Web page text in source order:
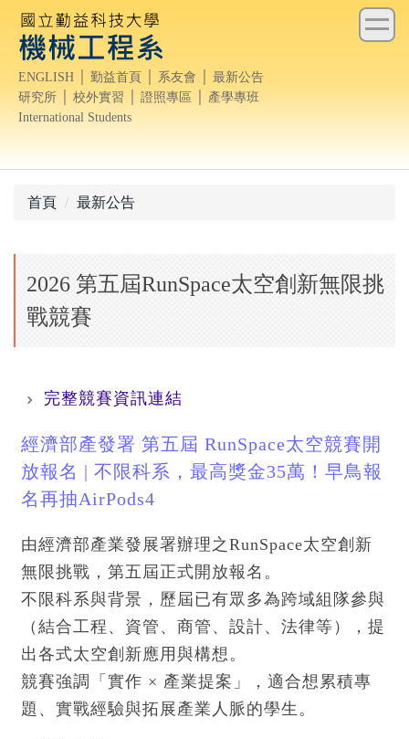
跳
到
主
要
內
容
ENGLISH 勤益首頁 系友會
最新公告
研究所
校外實習 證照專區
產學專班
International Students
首頁 最新公告
2026 第五屆RunSpace太空創新無限挑
戰競賽
完整競賽資訊連結
經濟部產發署 第五屆 RunSpace太空競賽開
放報名 | 不限科系，最高獎金35萬！早鳥報
名再抽AirPods4
由經濟部產業發展署辦理之RunSpace太空創新
無限挑戰，第五屆正式開放報名。
不限科系與背景，歷屆已有眾多為跨域組隊參與
（結合工程、資管、商管、設計、法律等），提
出各式太空創新應用與構想。
競賽強調「實作 × 產業提案」，適合想累積專
題、實戰經驗與拓展產業人脈的學生。